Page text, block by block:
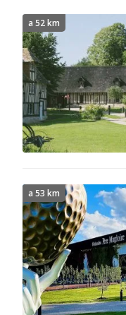
Cantine da
Cantine da
Cantine da
Cantine da
Cantine da
Cantine da
Cantine da
Cantine da
Cantine da
Cantine da
a 52 km
a 53 km